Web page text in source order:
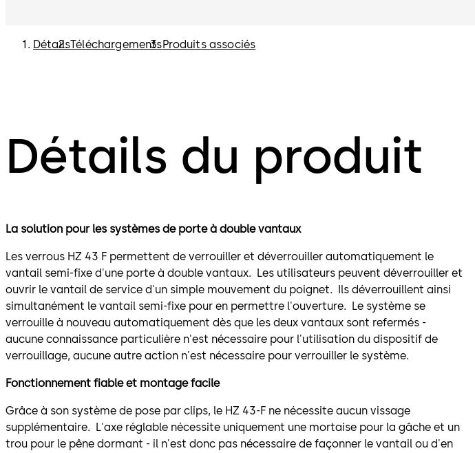
DétailsTéléchargementsProduits associés
Détails du produit
La solution pour les systèmes de porte à double vantaux
Les verrous HZ 43 F permettent de verrouiller et déverrouiller automatiquement le
vantail semi-fixe d'une porte à double vantaux. Les utilisateurs peuvent déverrouiller et
ouvrir le vantail de service d'un simple mouvement du poignet. Ils déverrouillent ainsi
simultanément le vantail semi-fixe pour en permettre l'ouverture. Le système se
verrouille à nouveau automatiquement dès que les deux vantaux sont refermés -
aucune connaissance particulière n'est nécessaire pour l'utilisation du dispositif de
verrouillage, aucune autre action n'est nécessaire pour verrouiller le système.
Fonctionnement fiable et montage facile
Grâce à son système de pose par clips, le HZ 43-F ne nécessite aucun vissage
supplémentaire. L'axe réglable nécessite uniquement une mortaise pour la gâche et un
trou pour le pêne dormant - il n'est donc pas nécessaire de façonner le vantail ou d'en